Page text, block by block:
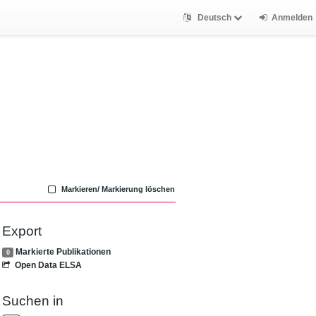
Deutsch Anmelden
Markieren/ Markierung löschen
Export
0
Markierte Publikationen
Open Data ELSA
Suchen in